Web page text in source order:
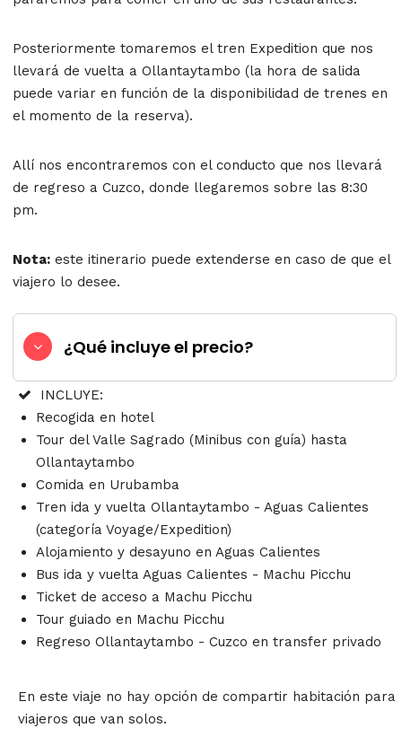
Posteriormente tomaremos el tren Expedition que nos
llevará de vuelta a Ollantaytambo (la hora de salida
puede variar en función de la disponibilidad de trenes en
el momento de la reserva).
Allí nos encontraremos con el conducto que nos llevará
de regreso a Cuzco, donde llegaremos sobre las 8:30
pm.
Nota: este itinerario puede extenderse en caso de que el
viajero lo desee.
¿Qué incluye el precio?
INCLUYE:
Recogida en hotel
Tour del Valle Sagrado (Minibus con guía) hasta
Ollantaytambo
Comida en Urubamba
Tren ida y vuelta Ollantaytambo - Aguas Calientes
(categoría Voyage/Expedition)
Alojamiento y desayuno en Aguas Calientes
Bus ida y vuelta Aguas Calientes - Machu Picchu
Ticket de acceso a Machu Picchu
Tour guiado en Machu Picchu
Regreso Ollantaytambo - Cuzco en transfer privado
En este viaje no hay opción de compartir habitación para
viajeros que van solos.